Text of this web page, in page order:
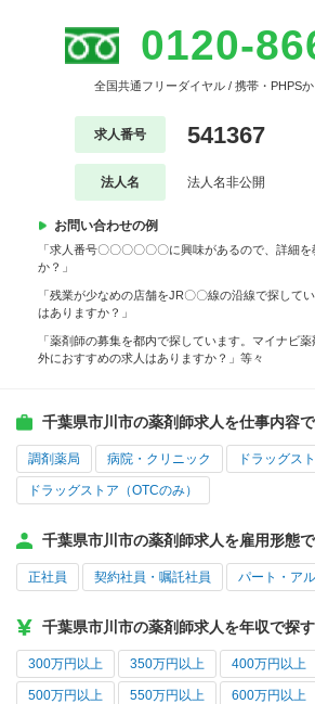
0120-
全国共通フリーダイヤル / 携帯・PHPS
求人番号 541367
法人名 法人名非公開
お問い合わせの例
「求人番号〇〇〇〇〇〇に興味があるので、詳細
か？」
「残業が少なめの店舗をJR〇〇線の沿線で探して
はありますか？」
「薬剤師の募集を都内で探しています。マイナビ
外におすすめの求人はありますか？」等々
千葉県市川市の薬剤師求人を仕事内容
調剤薬局 病院・クリニック ドラッグス
ドラッグストア（OTCのみ）
千葉県市川市の薬剤師求人を雇用形態
正社員 契約社員・嘱託社員 パート・ア
千葉県市川市の薬剤師求人を年収で探す
300万円以上 350万円以上 400万円以上
500万円以上 550万円以上 600万円以上